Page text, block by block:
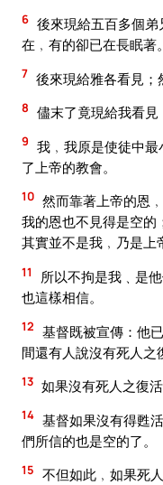
6 後來現給五百多個
在﹐有的卻已在長眠著。
7 後來現給雅各看見；
8 儘末了竟現給我看見
9 我﹐我原是使徒中
了上帝的教會。
10 然而靠著上帝的恩
我的恩也不見得是空的
其實並不是我﹐乃是上
11
所以不拘是我﹑是
也這樣相信。
12 基督既被宣傳：他
間還有人說沒有死人之
13 如果沒有死人之復
14 基督如果沒有得甦
們所信的也是空的了。
15 不但如此﹐如果死